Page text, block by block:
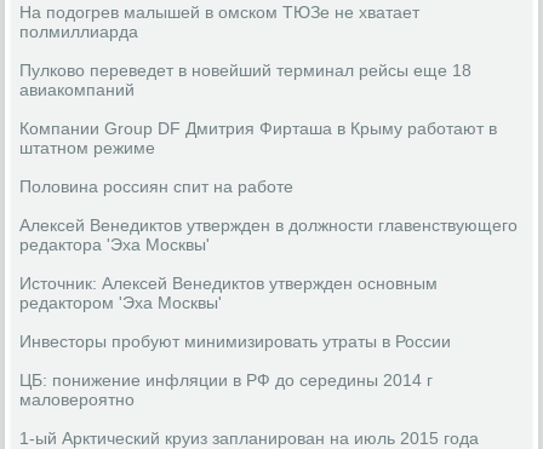
На подогрев малышей в омском ТЮЗе не хватает
полмиллиарда
Пулково переведет в новейший терминал рейсы еще 18
авиакомпаний
Компании Group DF Дмитрия Фирташа в Крыму работают в
штатном режиме
Половина россиян спит на работе
Алексей Венедиктов утвержден в должности главенствующего
редактора 'Эха Москвы'
Источник: Алексей Венедиктов утвержден основным
редактором 'Эха Москвы'
Инвесторы пробуют минимизировать утраты в России
ЦБ: понижение инфляции в РФ до середины 2014 г
маловероятно
1-ый Арктический круиз запланирован на июль 2015 года